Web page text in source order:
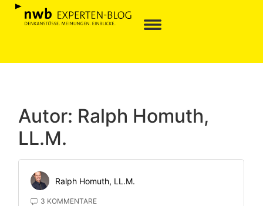
Autor: Ralph Homuth,
LL.M.
Ralph Homuth, LL.M.
3 KOMMENTARE